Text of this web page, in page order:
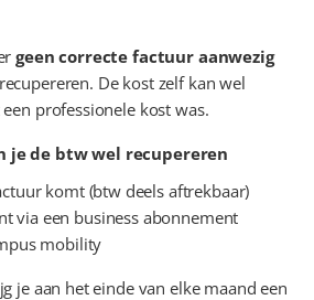
geen correcte factuur aanwezig
De kost zelf kan wel
professionele kost was.
je de btw wel recupereren
komt (btw deels aftrekbaar)
via een business abonnement
mobility
je aan het einde van elke maand een